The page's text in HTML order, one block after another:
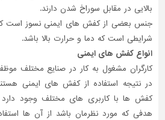
بالایی در مقابل سوراخ شدن دارند.
جنس بعضی از کفش های ایمنی نسوز است که
شرایطی است که دما و حرارت بالا باشد.
انواع کفش های ایمنی
کارگران مشغول به کار در صنایع مختلف
در نتیجه استفاده از کفش های ایمنی
کفش ها با کاربری های مختلف وجود
هدفی که مورد نظرمان باشد از آن ها